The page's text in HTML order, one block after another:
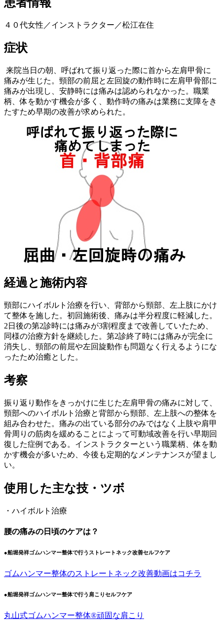
４０代女性／インストラクター／松江在住
症状
来院当日の朝、呼ばれて振り返った際に首から左肩甲骨に
痛みが生じた。頸部の前屈と左回旋の動作時に左肩甲骨部に
痛みが出現し、安静時には痛みは認められなかった。職業
柄、体を動かす機会が多く、動作時の痛みは業務に支障をき
たすため早期の改善が求められた。
経過と施術内容
頸部にハイボルト治療を行い、背部から頸部、左上肢にかけ
て整体を施した。初回施術後、痛みは半分程度に軽減した。
2日後の第2診時には痛みが3割程度まで改善していたため、
同様の治療方針を継続した。第2診終了時には痛みが完全に
消失し、頸部の前屈や左回旋動作も問題なく行えるようにな
ったため治癒とした。
考察
振り返り動作をきっかけに生じた左肩甲骨の痛みに対して、
頸部へのハイボルト治療と背部から頸部、左上肢への整体を
組み合わせた。痛みの出ている部分のみではなく上肢や肩甲
骨周りの筋肉を緩めることによって可動域改善を行い早期回
復した症例である。インストラクターという職業柄、体を動
かす機会が多いため、今後も定期的なメンテナンスが望まし
い。
使用した主な技・ツボ
・ハイボルト治療
腰の痛みの日頃のケアは？
●船堀発祥ゴムハンマー整体で行うストレートネック改善セルフケア
ゴムハンマー整体のストレートネック改善動画はコチラ
●船堀発祥ゴムハンマー整体で行う肩こりセルフケア
丸山式ゴムハンマー整体®︎頑固な肩こり